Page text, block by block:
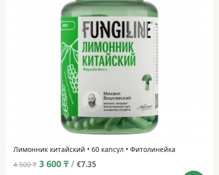
Лимонник китайский • 60 капсул • Фитолинейка
4 500₸ Original
3 600 ₸Current
/ €7.35